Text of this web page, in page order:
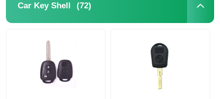
Chiavi automatiche
Car Key Shell
Chiavetta per auto
Car Key Shell (72)